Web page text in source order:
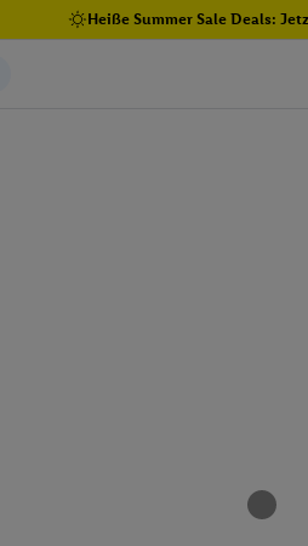
Heiße Summer Sale Deals: